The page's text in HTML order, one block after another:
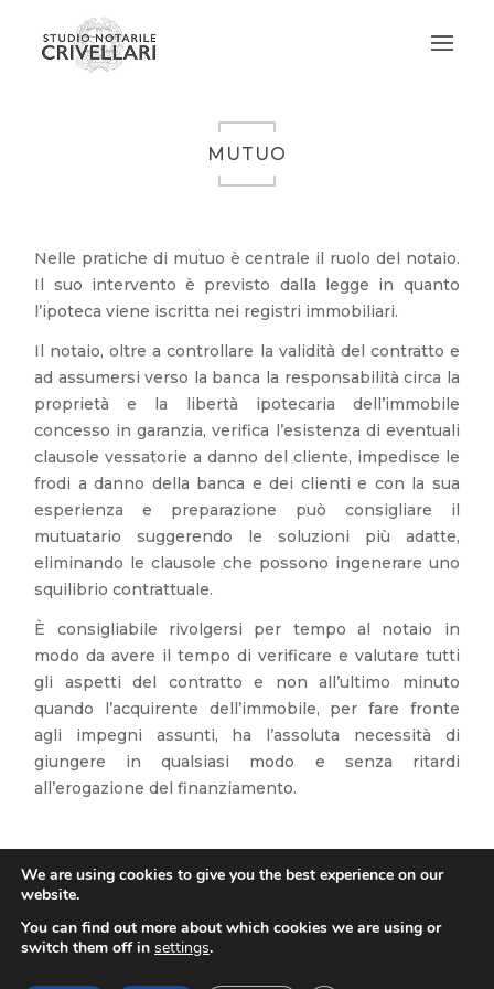
MUTUO
Nelle pratiche di mutuo è centrale il ruolo del notaio.
Il suo intervento è previsto dalla legge in quanto
l’ipoteca viene iscritta nei registri immobiliari.
Il notaio, oltre a controllare la validità del contratto e
ad assumersi verso la banca la responsabilità circa la
proprietà e la libertà ipotecaria dell’immobile
concesso in garanzia, verifica l’esistenza di eventuali
clausole vessatorie a danno del cliente, impedisce le
frodi a danno della banca e dei clienti e con la sua
esperienza e preparazione può consigliare il
mutuatario suggerendo le soluzioni più adatte,
eliminando le clausole che possono ingenerare uno
squilibrio contrattuale.
È consigliabile rivolgersi per tempo al notaio in
modo da avere il tempo di verificare e valutare tutti
gli aspetti del contratto e non all’ultimo minuto
quando l’acquirente dell’immobile, per fare fronte
agli impegni assunti, ha l’assoluta necessità di
giungere in qualsiasi modo e senza ritardi
all’erogazione del finanziamento.
Copyright 2026 Studio Crivellari.
We are using cookies to give you the best experience on our
website.
You can find out more about which cookies we are using or
switch them off in settings.